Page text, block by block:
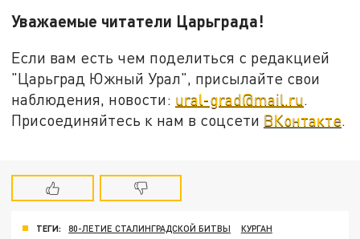
Уважаемые читатели Царьграда!
Если вам есть чем поделиться с редакцией
"Царьград Южный Урал", присылайте свои
наблюдения, новости: ural-grad@mail.ru.
Присоединяйтесь к нам в соцсети ВКонтакте.
ТЕГИ: 80-ЛЕТИЕ СТАЛИНГРАДСКОЙ БИТВЫ
КУРГАН